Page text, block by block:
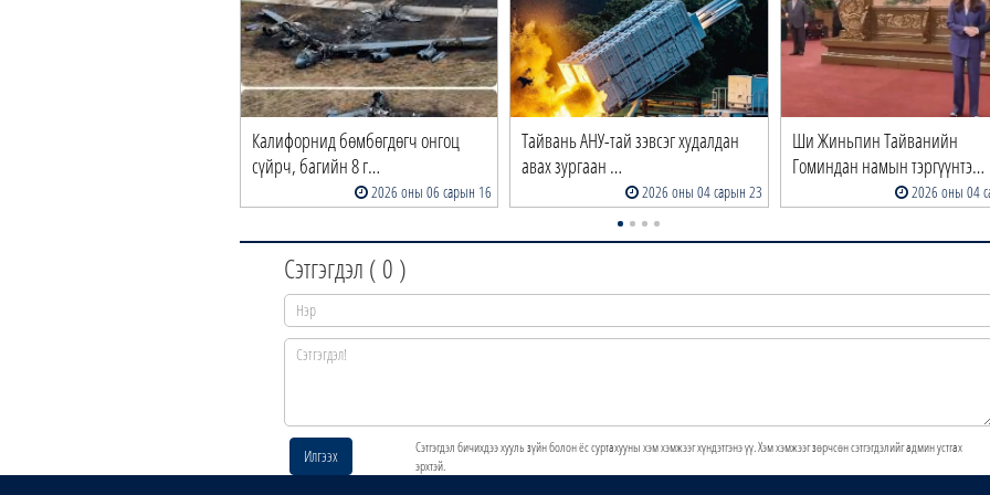
Калифорнид бөмбөгдөгч онгоц
сүйрч, багийн 8 г…
2026 оны 06 сарын 16
Тайвань АНУ-тай зэвсэг худалдан
авах зургаан …
2026 оны 04 сарын 23
Ши Жиньпин Тайванийн
Гоминдан намын тэргүүнтэ…
2026 оны 04
Сэтгэгдэл ( 0 )
Илгээх
Сэтгэгдэл бичихдээ хууль зүйн болон ёс суртахууны хэм хэмжээг хүндэтгэнэ үү. Хэм хэмжээг зөрчсөн сэтгэгдэлийг админ устгах
эрхтэй.